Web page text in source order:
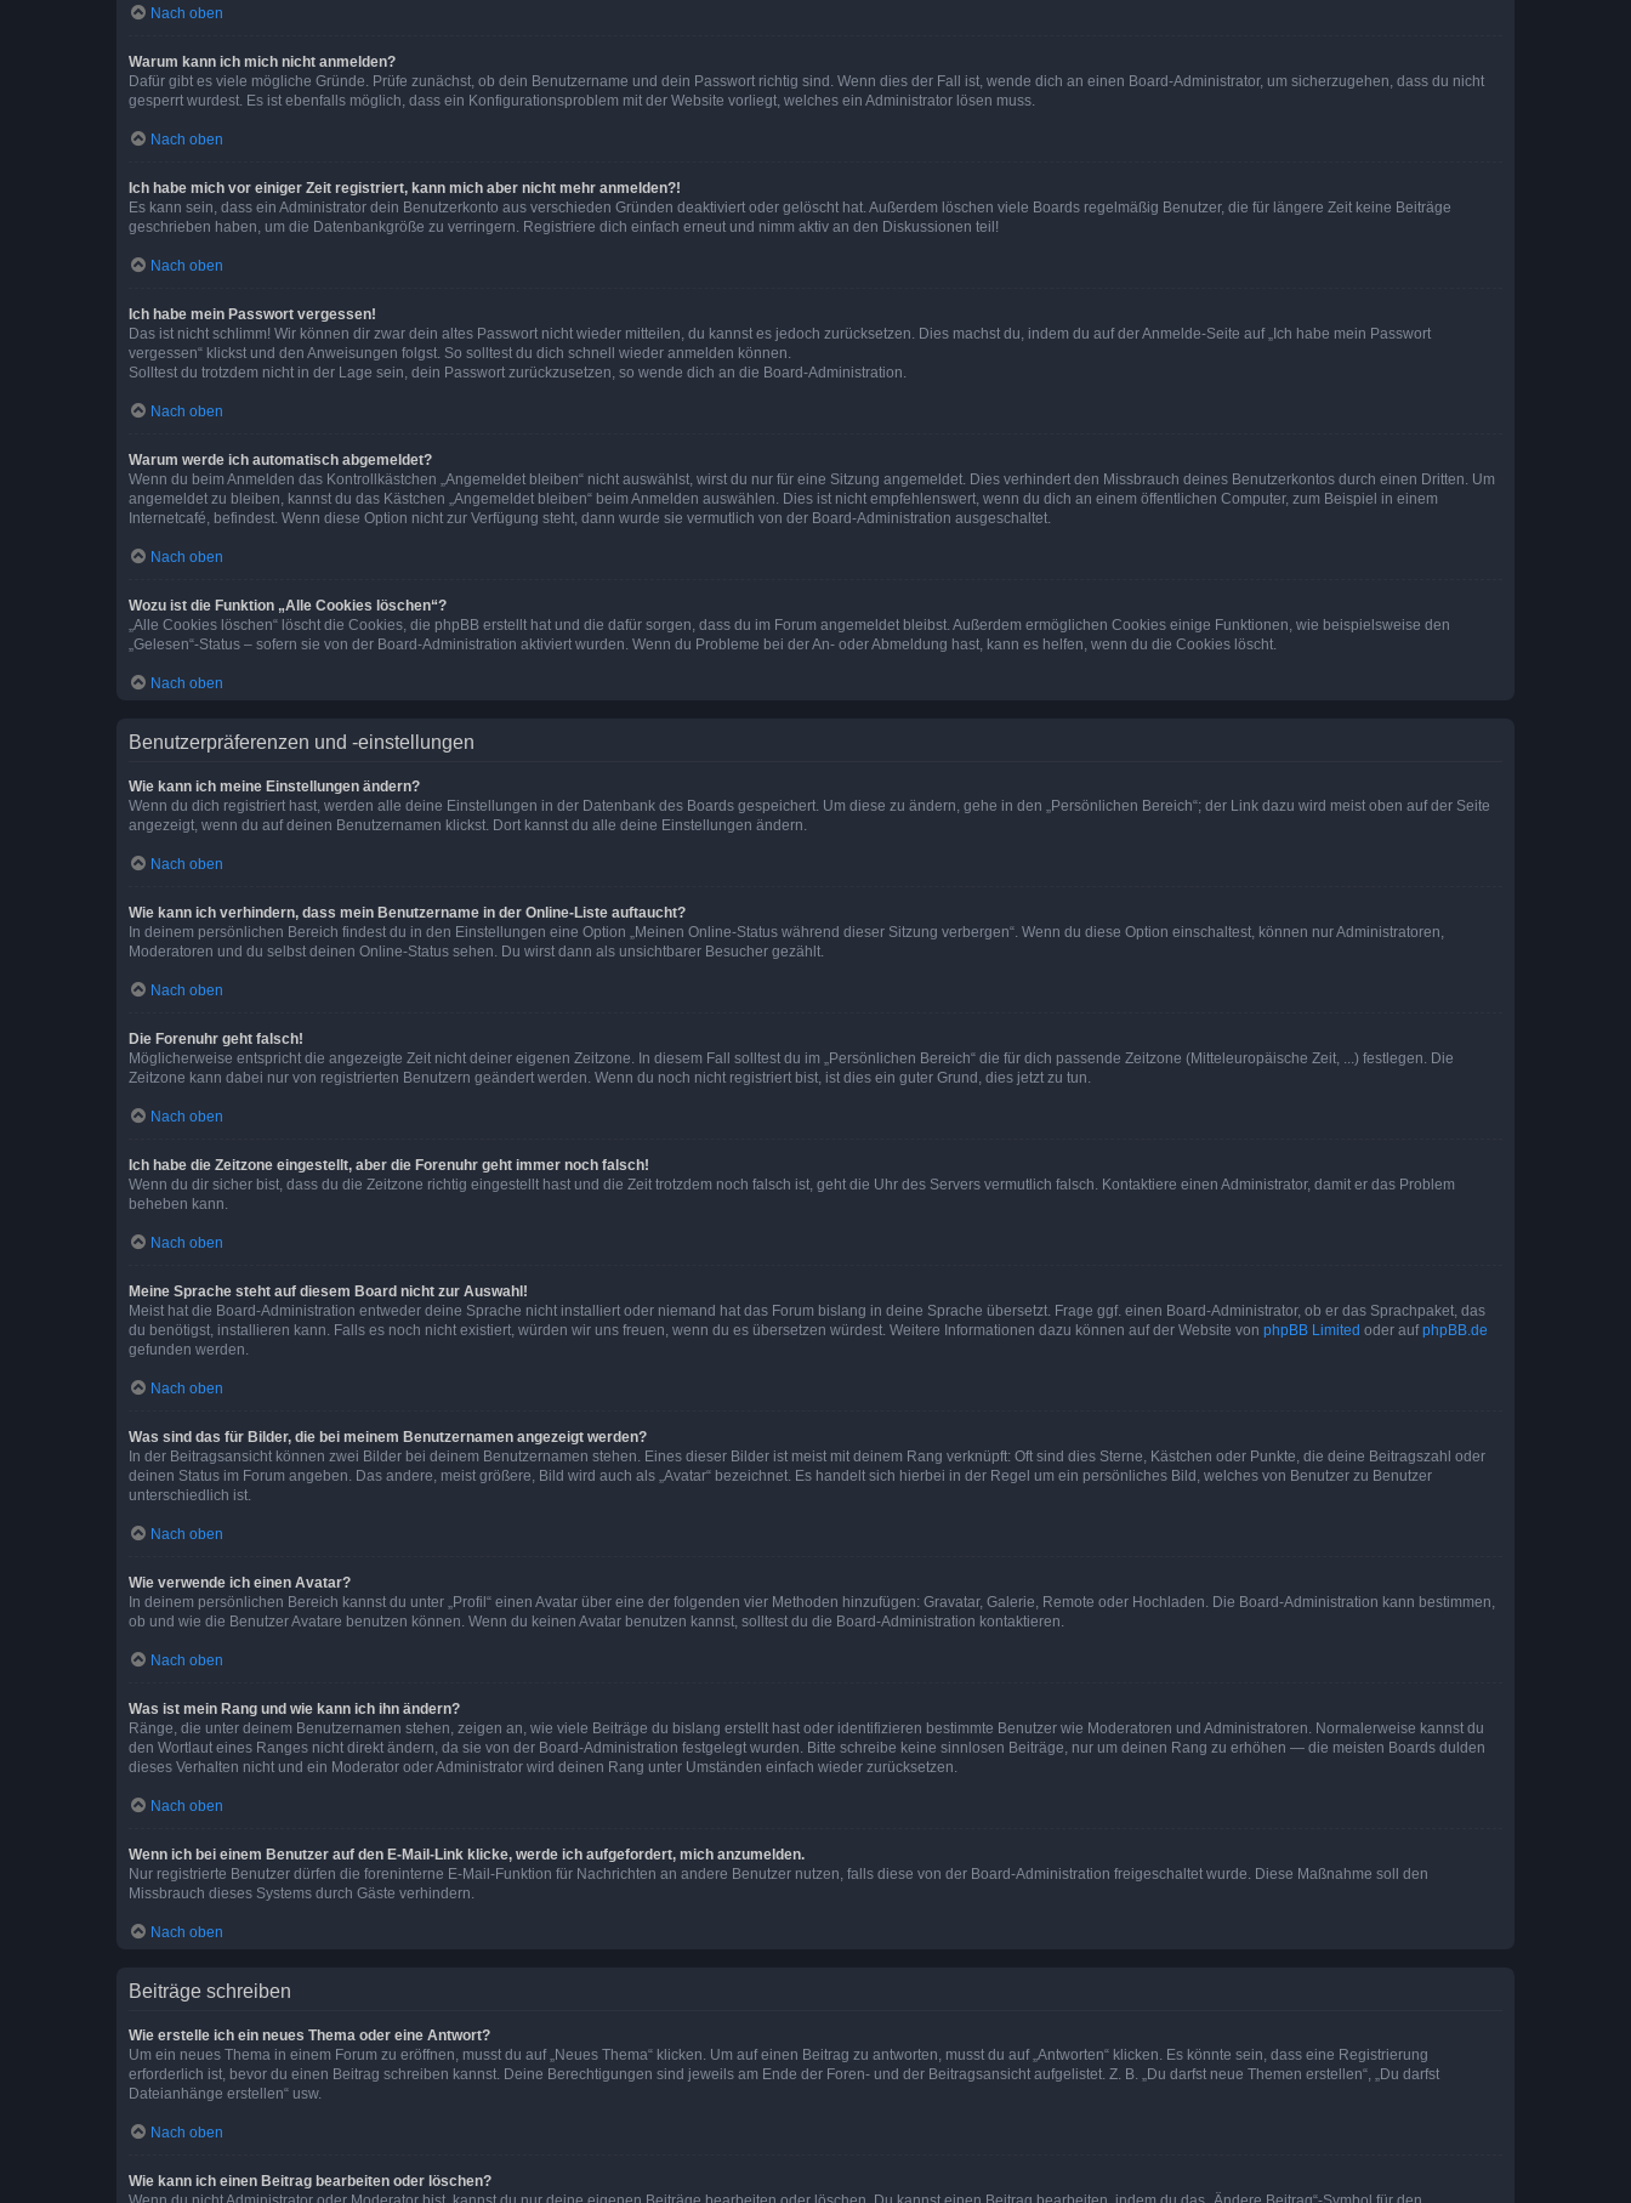
Nach oben
Warum kann ich mich nicht anmelden?
Dafür gibt es viele mögliche Gründe. Prüfe zunächst, ob dein Benutzername und dein Passwort richtig sind. Wenn dies der Fall ist, wende dich an einen Board-Administrator, um sicherzugehen, dass du nicht
gesperrt wurdest. Es ist ebenfalls möglich, dass ein Konfigurationsproblem mit der Website vorliegt, welches ein Administrator lösen muss.
Nach oben
Ich habe mich vor einiger Zeit registriert, kann mich aber nicht mehr anmelden?!
Es kann sein, dass ein Administrator dein Benutzerkonto aus verschieden Gründen deaktiviert oder gelöscht hat. Außerdem löschen viele Boards regelmäßig Benutzer, die für längere Zeit keine Beiträge
geschrieben haben, um die Datenbankgröße zu verringern. Registriere dich einfach erneut und nimm aktiv an den Diskussionen teil!
Nach oben
Ich habe mein Passwort vergessen!
Das ist nicht schlimm! Wir können dir zwar dein altes Passwort nicht wieder mitteilen, du kannst es jedoch zurücksetzen. Dies machst du, indem du auf der Anmelde-Seite auf „Ich habe mein Passwort
vergessen“ klickst und den Anweisungen folgst. So solltest du dich schnell wieder anmelden können.
Solltest du trotzdem nicht in der Lage sein, dein Passwort zurückzusetzen, so wende dich an die Board-Administration.
Nach oben
Warum werde ich automatisch abgemeldet?
Wenn du beim Anmelden das Kontrollkästchen „Angemeldet bleiben“ nicht auswählst, wirst du nur für eine Sitzung angemeldet. Dies verhindert den Missbrauch deines Benutzerkontos durch einen Dritten. Um
angemeldet zu bleiben, kannst du das Kästchen „Angemeldet bleiben“ beim Anmelden auswählen. Dies ist nicht empfehlenswert, wenn du dich an einem öffentlichen Computer, zum Beispiel in einem
Internetcafé, befindest. Wenn diese Option nicht zur Verfügung steht, dann wurde sie vermutlich von der Board-Administration ausgeschaltet.
Nach oben
Wozu ist die Funktion „Alle Cookies löschen“?
„Alle Cookies löschen“ löscht die Cookies, die phpBB erstellt hat und die dafür sorgen, dass du im Forum angemeldet bleibst. Außerdem ermöglichen Cookies einige Funktionen, wie beispielsweise den
„Gelesen“-Status – sofern sie von der Board-Administration aktiviert wurden. Wenn du Probleme bei der An- oder Abmeldung hast, kann es helfen, wenn du die Cookies löscht.
Nach oben
Benutzerpräferenzen und -einstellungen
Wie kann ich meine Einstellungen ändern?
Wenn du dich registriert hast, werden alle deine Einstellungen in der Datenbank des Boards gespeichert. Um diese zu ändern, gehe in den „Persönlichen Bereich“; der Link dazu wird meist oben auf der Seite
angezeigt, wenn du auf deinen Benutzernamen klickst. Dort kannst du alle deine Einstellungen ändern.
Nach oben
Wie kann ich verhindern, dass mein Benutzername in der Online-Liste auftaucht?
In deinem persönlichen Bereich findest du in den Einstellungen eine Option „Meinen Online-Status während dieser Sitzung verbergen“. Wenn du diese Option einschaltest, können nur Administratoren,
Moderatoren und du selbst deinen Online-Status sehen. Du wirst dann als unsichtbarer Besucher gezählt.
Nach oben
Die Forenuhr geht falsch!
Möglicherweise entspricht die angezeigte Zeit nicht deiner eigenen Zeitzone. In diesem Fall solltest du im „Persönlichen Bereich“ die für dich passende Zeitzone (Mitteleuropäische Zeit, ...) festlegen. Die
Zeitzone kann dabei nur von registrierten Benutzern geändert werden. Wenn du noch nicht registriert bist, ist dies ein guter Grund, dies jetzt zu tun.
Nach oben
Ich habe die Zeitzone eingestellt, aber die Forenuhr geht immer noch falsch!
Wenn du dir sicher bist, dass du die Zeitzone richtig eingestellt hast und die Zeit trotzdem noch falsch ist, geht die Uhr des Servers vermutlich falsch. Kontaktiere einen Administrator, damit er das Problem
beheben kann.
Nach oben
Meine Sprache steht auf diesem Board nicht zur Auswahl!
Meist hat die Board-Administration entweder deine Sprache nicht installiert oder niemand hat das Forum bislang in deine Sprache übersetzt. Frage ggf. einen Board-Administrator, ob er das Sprachpaket, das
du benötigst, installieren kann. Falls es noch nicht existiert, würden wir uns freuen, wenn du es übersetzen würdest. Weitere Informationen dazu können auf der Website von phpBB Limited oder aufphpBB.de
gefunden werden.
Nach oben
Was sind das für Bilder, die bei meinem Benutzernamen angezeigt werden?
In der Beitragsansicht können zwei Bilder bei deinem Benutzernamen stehen. Eines dieser Bilder ist meist mit deinem Rang verknüpft: Oft sind dies Sterne, Kästchen oder Punkte, die deine Beitragszahl oder
deinen Status im Forum angeben. Das andere, meist größere, Bild wird auch als „Avatar“ bezeichnet. Es handelt sich hierbei in der Regel um ein persönliches Bild, welches von Benutzer zu Benutzer
unterschiedlich ist.
Nach oben
Wie verwende ich einen Avatar?
In deinem persönlichen Bereich kannst du unter „Profil“ einen Avatar über eine der folgenden vier Methoden hinzufügen: Gravatar, Galerie, Remote oder Hochladen. Die Board-Administration kann bestimmen,
ob und wie die Benutzer Avatare benutzen können. Wenn du keinen Avatar benutzen kannst, solltest du die Board-Administration kontaktieren.
Nach oben
Was ist mein Rang und wie kann ich ihn ändern?
Ränge, die unter deinem Benutzernamen stehen, zeigen an, wie viele Beiträge du bislang erstellt hast oder identifizieren bestimmte Benutzer wie Moderatoren und Administratoren. Normalerweise kannst du
den Wortlaut eines Ranges nicht direkt ändern, da sie von der Board-Administration festgelegt wurden. Bitte schreibe keine sinnlosen Beiträge, nur um deinen Rang zu erhöhen — die meisten Boards dulden
dieses Verhalten nicht und ein Moderator oder Administrator wird deinen Rang unter Umständen einfach wieder zurücksetzen.
Nach oben
Wenn ich bei einem Benutzer auf den E-Mail-Link klicke, werde ich aufgefordert, mich anzumelden.
Nur registrierte Benutzer dürfen die foreninterne E-Mail-Funktion für Nachrichten an andere Benutzer nutzen, falls diese von der Board-Administration freigeschaltet wurde. Diese Maßnahme soll den
Missbrauch dieses Systems durch Gäste verhindern.
Nach oben
Beiträge schreiben
Wie erstelle ich ein neues Thema oder eine Antwort?
Um ein neues Thema in einem Forum zu eröffnen, musst du auf „Neues Thema“ klicken. Um auf einen Beitrag zu antworten, musst du auf „Antworten“ klicken. Es könnte sein, dass eine Registrierung
erforderlich ist, bevor du einen Beitrag schreiben kannst. Deine Berechtigungen sind jeweils am Ende der Foren- und der Beitragsansicht aufgelistet. Z. B. „Du darfst neue Themen erstellen“, „Du darfst
Dateianhänge erstellen“ usw.
Nach oben
Wie kann ich einen Beitrag bearbeiten oder löschen?